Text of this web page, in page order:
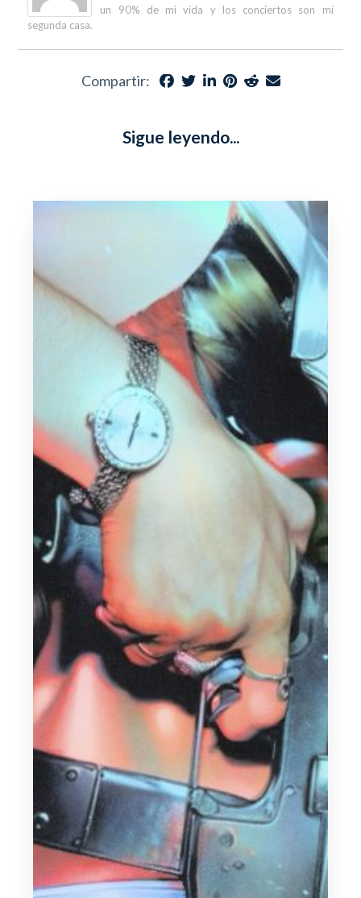
un 90% de mi vida y los conciertos son mi
segunda casa.
Compartir:
Sigue leyendo...